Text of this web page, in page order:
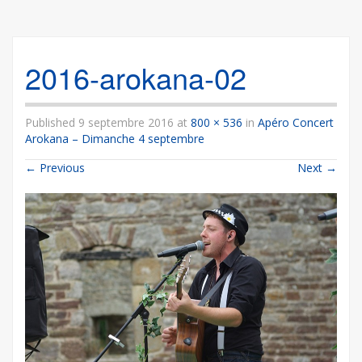
2016-arokana-02
Published 9 septembre 2016 at 800 × 536 in Apéro Concert
Arokana – Dimanche 4 septembre
← Previous Next →